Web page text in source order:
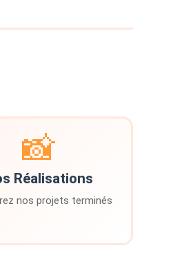
📸
Réalisations
nos projets terminés